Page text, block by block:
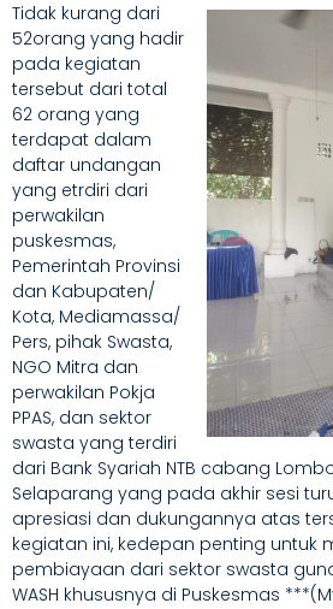
Tidak kurang dari
52orang yang hadir
pada kegiatan
tersebut dari total
62 orang yang
terdapat dalam
daftar undangan
yang etrdiri dari
perwakilan
puskesmas,
Pemerintah Provinsi
dan Kabupaten/
Kota, Mediamassa/
Pers, pihak Swasta,
NGO Mitra dan
perwakilan Pokja
PPAS, dan sektor
swasta yang terdiri
dari Bank Syariah NTB cabang
Selaparang yang pada akhir sesi
apresiasi dan dukungannya atas
kegiatan ini, kedepan penting untuk
pembiayaan dari sektor swasta
WASH khususnya di Puskesmas